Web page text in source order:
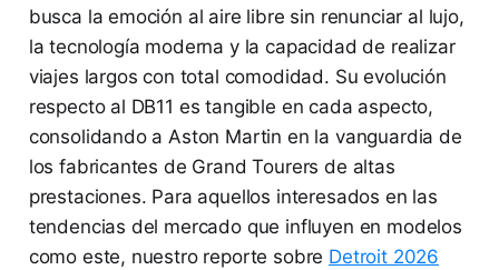
busca la emoción al aire libre sin renunciar al lujo,
la tecnología moderna y la capacidad de realizar
viajes largos con total comodidad. Su evolución
respecto al DB11 es tangible en cada aspecto,
consolidando a Aston Martin en la vanguardia de
los fabricantes de Grand Tourers de altas
prestaciones. Para aquellos interesados en las
tendencias del mercado que influyen en modelos
como este, nuestro reporte sobre Detroit 2026